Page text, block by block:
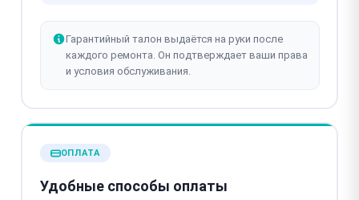
Гарантийный талон выдаётся на руки после
каждого ремонта. Он подтверждает ваши права
и условия обслуживания.
ОПЛАТА
Удобные способы оплаты